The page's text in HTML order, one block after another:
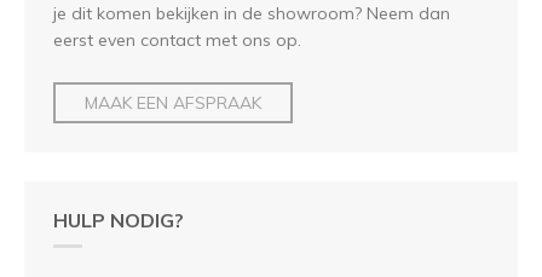
je dit komen bekijken in de showroom? Neem dan
eerst even contact met ons op.
MAAK EEN AFSPRAAK
HULP NODIG?